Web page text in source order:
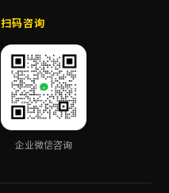
扫码咨询
企业微信咨询